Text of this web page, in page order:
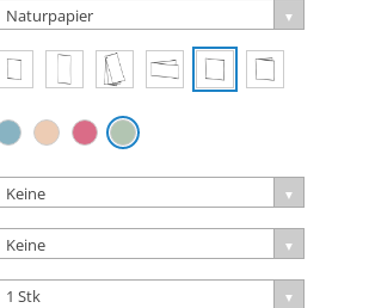
1 Stk
Naturpapier
Keine
Keine